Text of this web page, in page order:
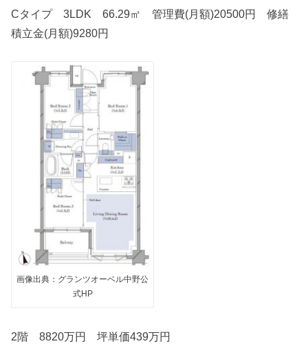
Cタイプ 3LDK 66.29㎡ 管理費(月額)20500円 修繕
積立金(月額)9280円
画像出典：グランツオーベル中野公
式HP
2階 8820万円 坪単価439万円